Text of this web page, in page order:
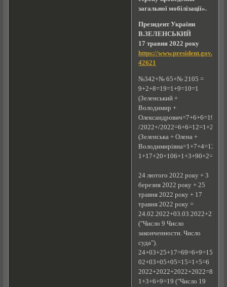
загальної мобілізації».
Президент України
В.ЗЕЛЕНСЬКИЙ
17 травня 2022 року
https://www.president.gov.ua/
42621
№342+№ 65+№ 2105 =
9+2+8=19=1+9=10=1
(Зеленський +
Володимир +
/2022+/2022=6+6=12=1+2=3
(Зеленська + Олена +
24 лютого 2022 року + 3
березня 2022 року + 25
травня 2022 року + 17
травня 2022 року =
("Число 9 Число
законченности. Число
суда").
02+03+05+05=15=1+5=6
1+3+6+9=19 ("Число 19